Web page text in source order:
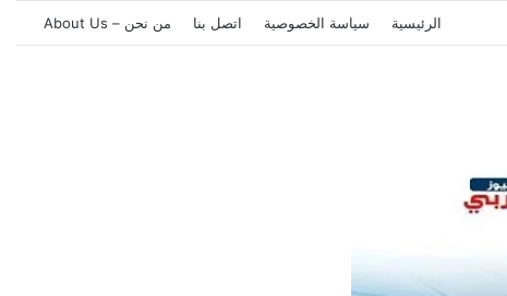
الرئيسية سياسة الخصوصية اتصل بنا من نحن – About Us